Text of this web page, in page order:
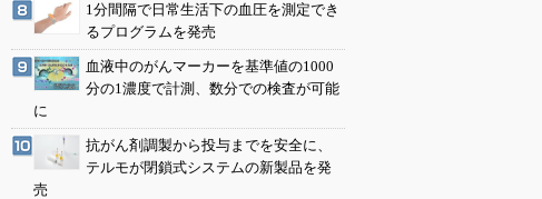
1分間隔で日常生活下の血圧を測定でき
るプログラムを発売
血液中のがんマーカーを基準値の1000
分の1濃度で計測、数分での検査が可能
に
抗がん剤調製から投与までを安全に、
テルモが閉鎖式システムの新製品を発
売